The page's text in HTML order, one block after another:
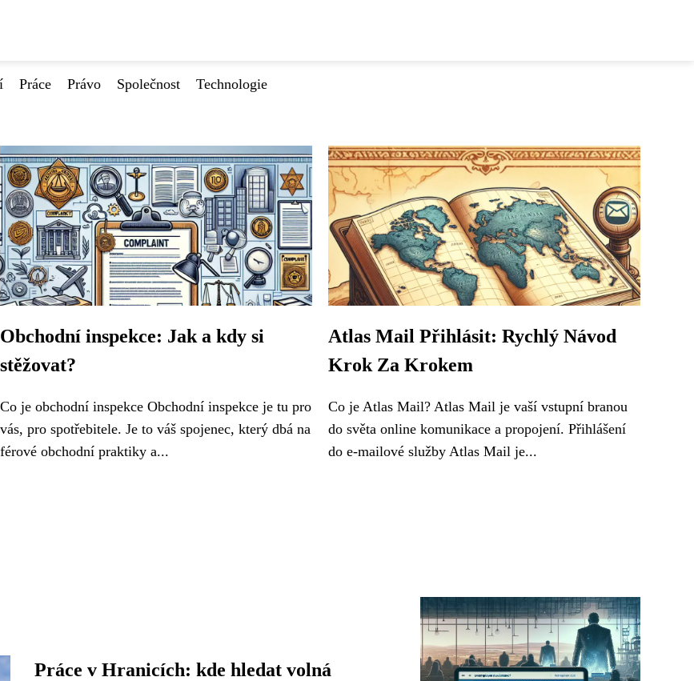
Práce Právo Společnost Technologie
Obchodní inspekce: Jak a kdy si
stěžovat?
Co je obchodní inspekce Obchodní inspekce je tu pro
vás, pro spotřebitele. Je to váš spojenec, který dbá na
férové obchodní praktiky a...
Atlas Mail Přihlásit: Rychlý Návod
Krok Za Krokem
Co je Atlas Mail? Atlas Mail je vaší vstupní branou
do světa online komunikace a propojení. Přihlášení
do e-mailové služby Atlas Mail je...
Práce v Hranicích: kde hledat volná